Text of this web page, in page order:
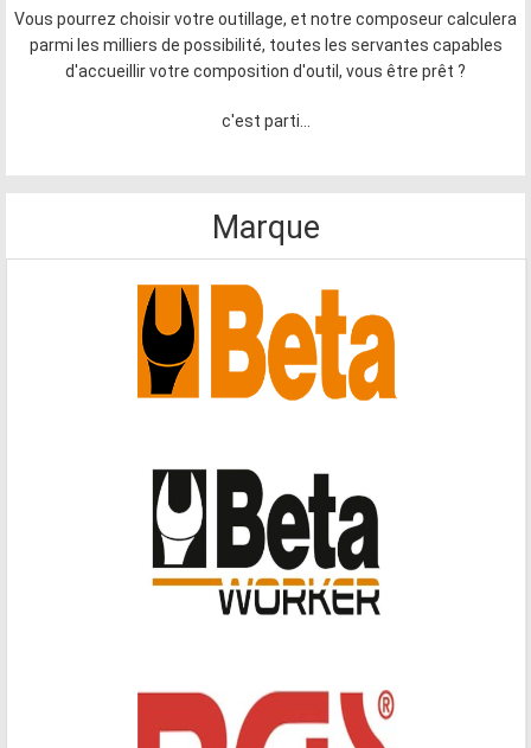
Vous pourrez choisir votre outillage, et notre composeur calculera
parmi les milliers de possibilité, toutes les servantes capables
d'accueillir votre composition d'outil, vous être prêt ?
c'est parti...
Marque